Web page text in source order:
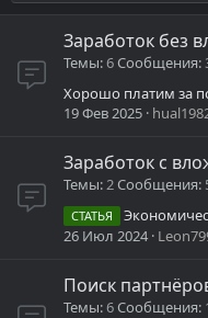
Заработок без
Темы 6Сообщения
Хорошо платим за
19 Фев 2025
Заработок с
Темы 2Сообщения
СТАТЬЯ
26 Июл 2024
Поиск
Темы 6Сообщения